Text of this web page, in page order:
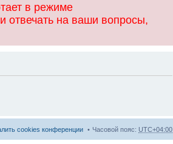
в режиме
отвечать на ваши вопросы,
Часовой пояс: UTC+04:00
cookies конференции